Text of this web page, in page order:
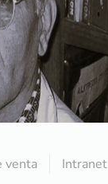
venta Intranet